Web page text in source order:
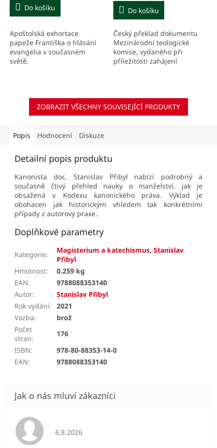
5,0
z
hvězdiček.
Do košíku
Apoštolská exhortace
papeže Františka o hlásání
evangelia v současném
světě.
Do košíku
Český překlad dokumentu
Mezinárodní teologické
komise, vydaného při
příležitosti zahájení
význam...
ZOBRAZIT VŠECHNY SOUVISEJÍCÍ PRODUKTY
Popis Hodnocení Diskuze
Detailní popis produktu
Kanonista doc. Stanislav Přibyl nabízí podrobný a
současně čtivý přehled nauky o manželství, jak je
obsažená v Kodexu kanonického práva. Výklad je
obohacen jak historickým vhledem tak konkrétními
případy z autorovy praxe.
Doplňkové parametry
Kategorie: Magisterium a katechismus, Stanislav
Přibyl
Hmotnost:
0.259 kg
EAN:
9788088353140
Autor:
Stanislav Přibyl
Rok vydání:
2021
Vazba:
brož
Počet
stran:
176
ISBN:
978-80-88353-14-0
EAN: 9788088353140
Hodnocení obchodu je 5 z 5 hvězdiček.
6.8.2026